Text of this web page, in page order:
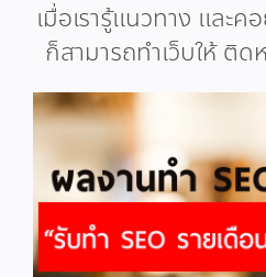
เมื่อเรารู้แนวทาง และ
ก็สามารถทำเว็บให้ ติ